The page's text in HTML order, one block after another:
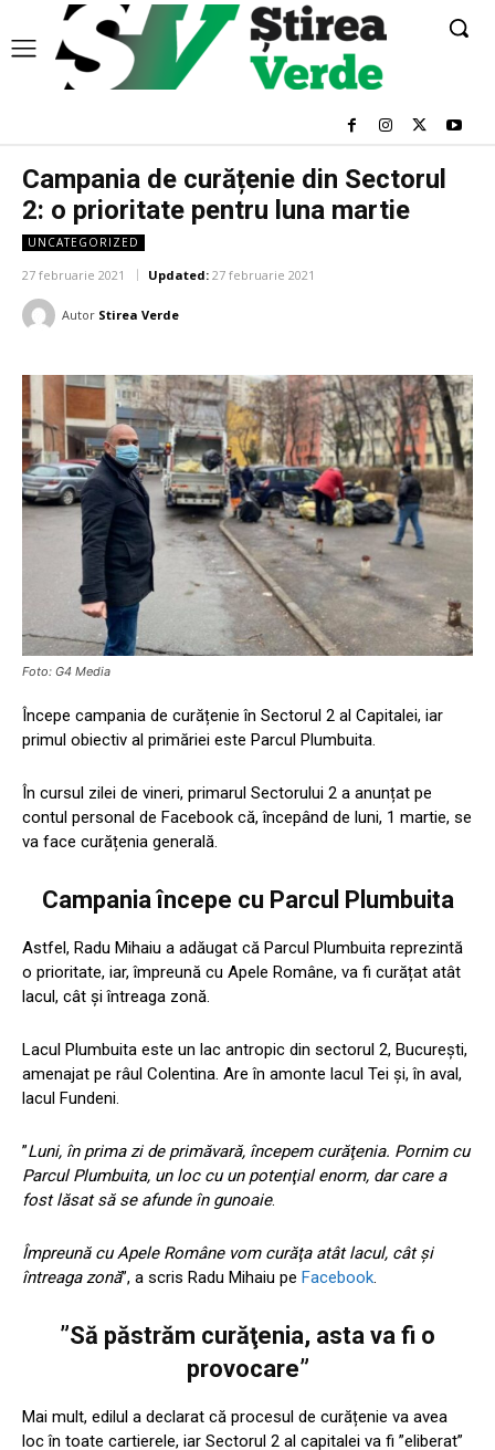
Campania de curățenie din Sectorul
2: o prioritate pentru luna martie
UNCATEGORIZED
27 februarie 2021 Updated: 27 februarie 2021
Autor Stirea Verde
Foto: G4 Media
Începe campania de curățenie în Sectorul 2 al Capitalei, iar
primul obiectiv al primăriei este Parcul Plumbuita.
În cursul zilei de vineri, primarul Sectorului 2 a anunțat pe
contul personal de Facebook că, începând de luni, 1 martie, se
va face curățenia generală.
Campania începe cu Parcul Plumbuita
Astfel, Radu Mihaiu a adăugat că Parcul Plumbuita reprezintă
o prioritate, iar, împreună cu Apele Române, va fi curățat atât
lacul, cât şi întreaga zonă.
Lacul Plumbuita este un lac antropic din sectorul 2, București,
amenajat pe râul Colentina. Are în amonte lacul Tei și, în aval,
lacul Fundeni.
”Luni, în prima zi de primăvară, începem curăţenia. Pornim cu
Parcul Plumbuita, un loc cu un potenţial enorm, dar care a
fost lăsat să se afunde în gunoaie.
Împreună cu Apele Române vom curăţa atât lacul, cât şi
întreaga zonă”, a scris Radu Mihaiu pe Facebook.
”Să păstrăm curăţenia, asta va fi o
provocare”
Mai mult, edilul a declarat că procesul de curățenie va avea
loc în toate cartierele, iar Sectorul 2 al capitalei va fi ”eliberat”